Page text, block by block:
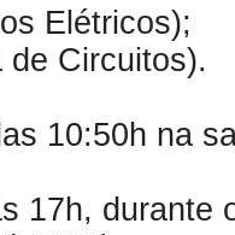
Elétricos);
de Circuitos).
10:50h na
17h, durante